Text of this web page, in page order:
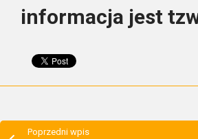
informacja jest
Poprzedni wpis